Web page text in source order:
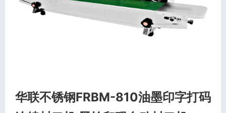
华联不锈钢FRBM-810油墨印字打码